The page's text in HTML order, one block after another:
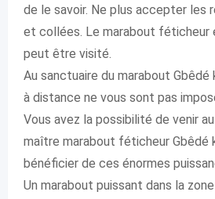
de le savoir. Ne plus accepter les
et collées. Le marabout féticheur
peut être visité.
Au sanctuaire du marabout Gbêdé
à distance ne vous sont pas
Vous avez la possibilité de venir
maître marabout féticheur Gbêdé
bénéficier de ces énormes
Un marabout puissant dans la